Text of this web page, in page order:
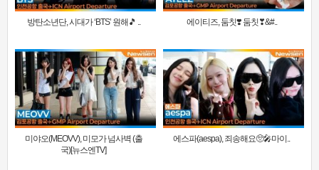
방탄소년단, 시대가 ‘BTS’ 원해🎵 .. 에이티즈, 둠칫❣️ 둠칫❣&#..
미야오(MEOVV), 미모가 넘사벽 (출
국)[뉴스엔TV]
에스파(aespa), 죄송해요🥺🎤마이..